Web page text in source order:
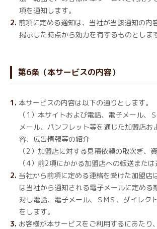
項を通知します。
前項に定める通知は、当社が当該通知の内
掲示した時点から効力を有するものとしま
第6条（本サービスの内容）
本サービスの内容は以下の通りとします。
（1）本サイトおよび電話、電子メール、
メール、パンフレット等を通じた加盟店お
容、広告情報等の紹介
（2）加盟店に対する見積依頼の取次ぎ、
（4）前2項にかかる加盟店への転送また
当社から前項に定める連絡を受けた加盟店
は当社から通知される電子メールに定める
対し電話、電子メール、ＳMＳ、ダイレク
をします。
お客様が本サービスをご利用するにあたり